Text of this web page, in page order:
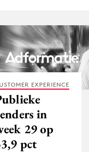
EXPERIENCE
in
29 op
pct